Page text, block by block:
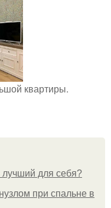
квартиры.
лучший для себя?
при спальне в